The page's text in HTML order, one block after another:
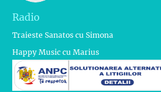
Radio
Traieste Sanatos cu Simona
Happy Music cu Marius